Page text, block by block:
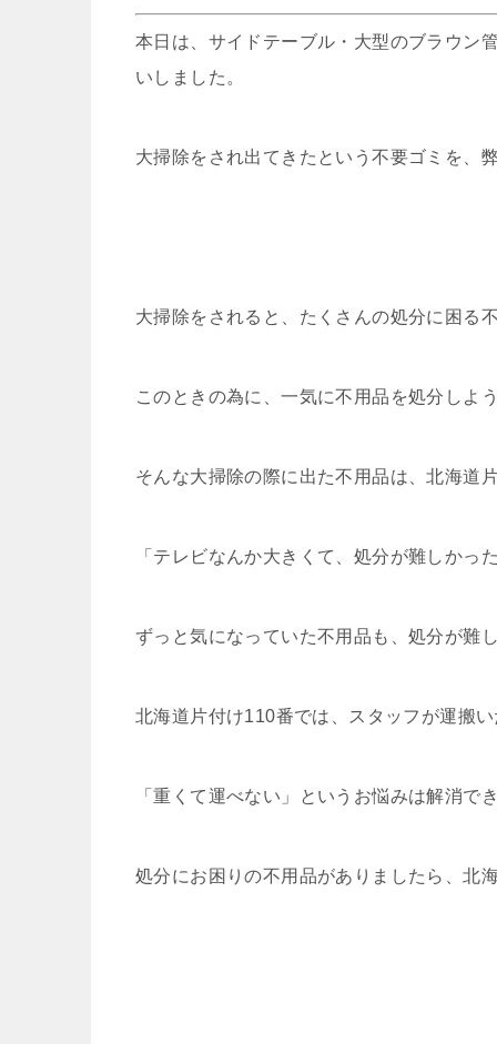
本日は、サイドテーブル・大型のブラウン
いしました。
大掃除をされ出てきたという不要ゴミを、
大掃除をされると、たくさんの処分に困る
このときの為に、一気に不用品を処分しよ
そんな大掃除の際に出た不用品は、北海道
「テレビなんか大きくて、処分が難しか
ずっと気になっていた不用品も、処分が難
北海道片付け110番では、スタッフが運搬
「重くて運べない」というお悩みは解消で
処分にお困りの不用品がありましたら、北